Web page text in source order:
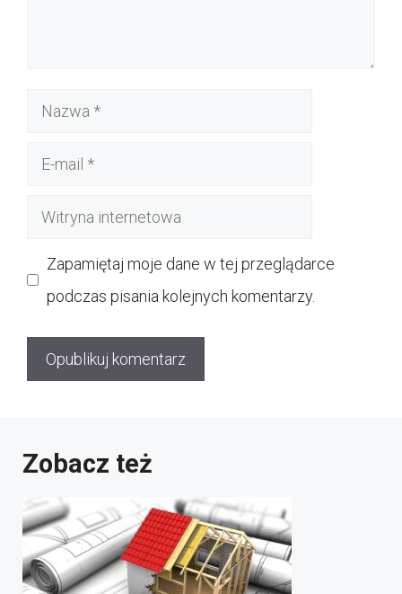
Nazwa
Witryna
Zapamiętaj moje dane w tej przeglądarce
podczas pisania kolejnych komentarzy.
Zobacz też